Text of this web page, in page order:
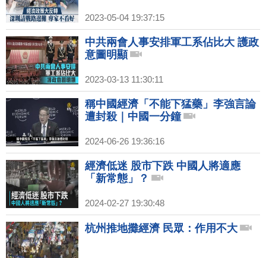
2023-05-04 19:37:15
中共兩會人事安排軍工系佔比大 護政
意圖明顯
2023-03-13 11:30:11
稱中國經濟「不能下猛藥」李強言論
遭封殺｜中國一分鐘
2024-06-26 19:36:16
經濟低迷 股市下跌 中國人將適應
「新常態」？
2024-02-27 19:30:48
杭州推地攤經濟 民眾：作用不大